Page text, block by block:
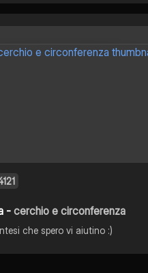
-cerchio e circonferenza
che spero vi aiutino :)